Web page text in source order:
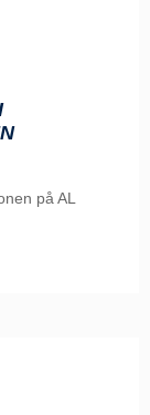
på AL